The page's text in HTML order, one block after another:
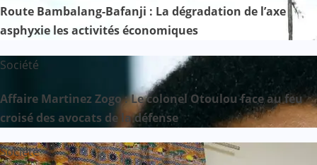
Route Bambalang-Bafanji : La dégradation de l’axe
asphyxie les activités économiques
Société
Affaire Martinez Zogo : Le colonel Otoulou face au feu
croisé des avocats de la défense
Société